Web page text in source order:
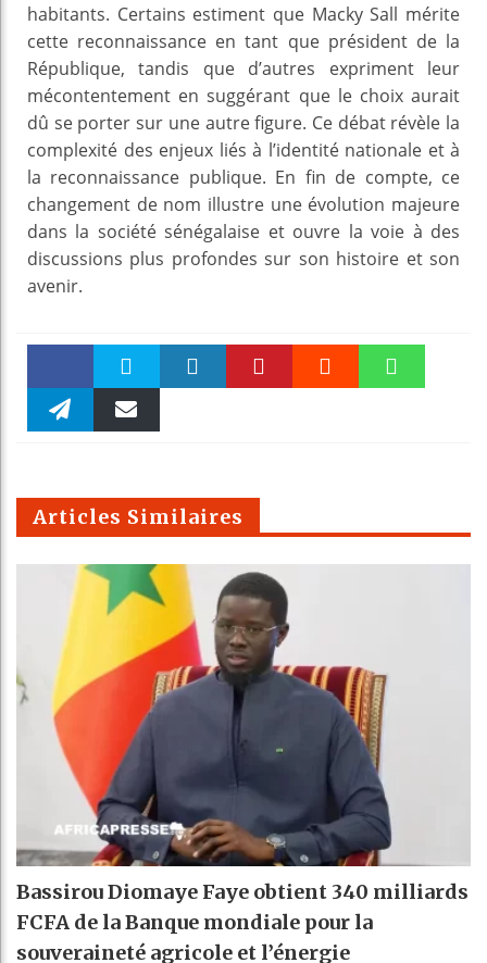
habitants. Certains estiment que Macky Sall mérite
cette reconnaissance en tant que président de la
République, tandis que d’autres expriment leur
mécontentement en suggérant que le choix aurait
dû se porter sur une autre figure. Ce débat révèle la
complexité des enjeux liés à l’identité nationale et à
la reconnaissance publique. En fin de compte, ce
changement de nom illustre une évolution majeure
dans la société sénégalaise et ouvre la voie à des
discussions plus profondes sur son histoire et son
avenir.
Faceboo Twitter
m
Articles Similaires
Bassirou Diomaye Faye obtient 340 milliards
FCFA de la Banque mondiale pour la
souveraineté agricole et l’énergie